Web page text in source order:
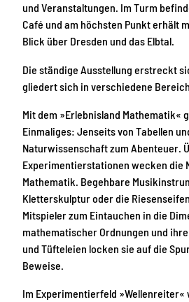
und Veranstaltungen. Im Turm
Café und am höchsten Punkt erhält
Blick über Dresden und das Elbtal.
Die ständige Ausstellung erstreckt
gliedert sich in verschiedene
Mit dem »Erlebnisland Mathematik«
Einmaliges: Jenseits von Tabellen
Naturwissenschaft zum Abenteuer.
Experimentierstationen wecken die
Mathematik. Begehbare
Kletterskulptur oder die
Mitspieler zum Eintauchen in die
mathematischer Ordnungen und
und Tüfteleien locken sie auf die
Beweise.
Im Experimentierfeld »Wellenreiter«